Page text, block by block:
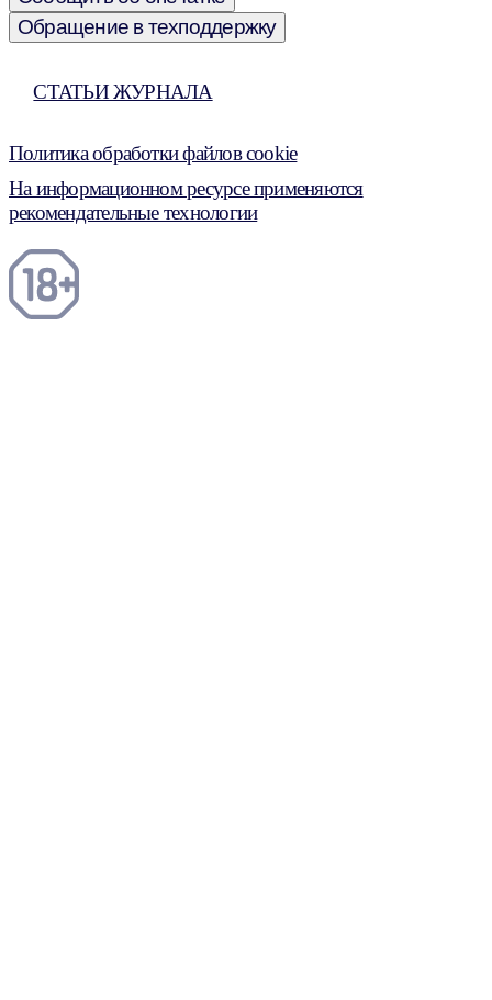
Обращение в техподдержку
СТАТЬИ ЖУРНАЛА
Политика обработки файлов cookie
На информационном ресурсе применяются
рекомендательные технологии